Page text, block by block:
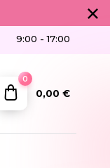
9:00 - 17:00
0
0,00 €